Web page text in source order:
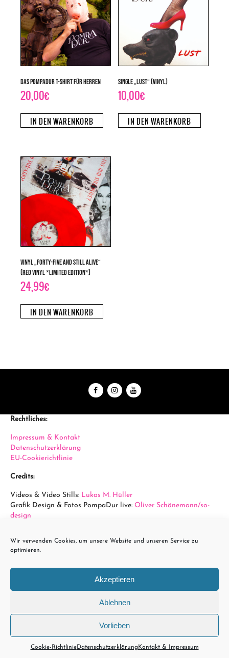
Wir verwenden Cookies, um unsere Website und unseren Service zu
optimieren.
Akzeptieren
Ablehnen
Vorlieben
Cookie-RichtlinieDatenschutzerklärungKontakt & Impressum
Das PompaDur T-Shirt für Herren
20,00€
IN DEN WARENKORB
Single „Lust“ (Vinyl)
10,00€
IN DEN WARENKORB
Vinyl „Forty-five and still alive“
(Red Vinyl *limited edition*)
24,99€
IN DEN WARENKORB
Rechtliches:
Impressum & Kontakt
Datenschutzerklärung
EU-Cookierichtlinie
Credits:
Videos & Video Stills: Lukas M. Hüller
Grafik Design & Fotos PompaDur live: Oliver Schönemann/so-
design
powered by...